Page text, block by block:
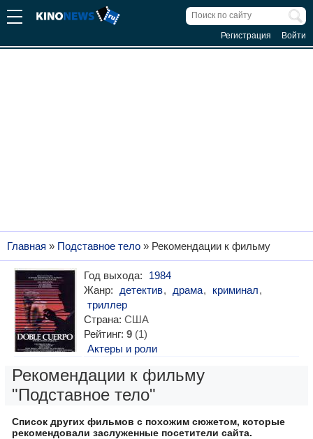
Регистрация Войти
Главная » Подставное тело » Рекомендации к фильму
Год выхода:
1984
Жанр:
детектив, драма, криминал,
триллер
Страна: США
Рейтинг: 9 (1)
Актеры и роли
Рекомендации к фильму
"Подставное тело"
Список других фильмов с похожим сюжетом, которые
рекомендовали заслуженные посетители сайта.